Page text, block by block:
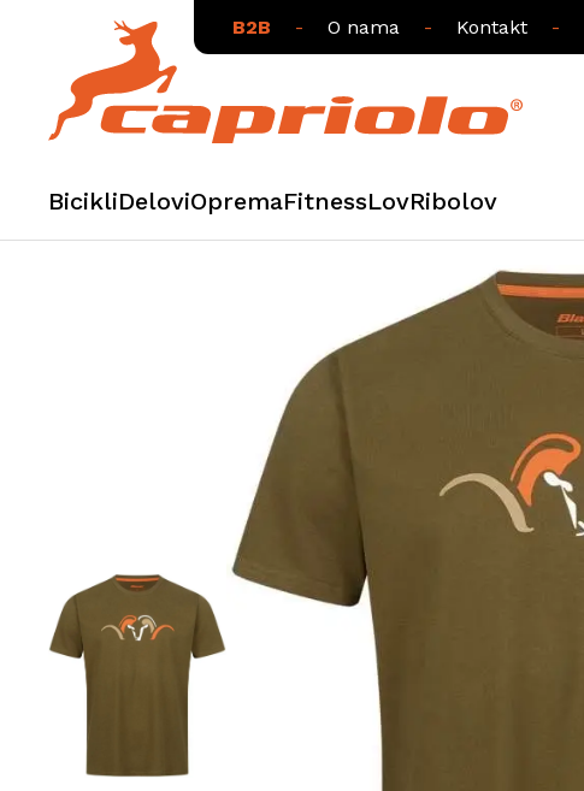
B2B - O nama - Kontakt -
BicikliDeloviOpremaFitnessLovRibolov